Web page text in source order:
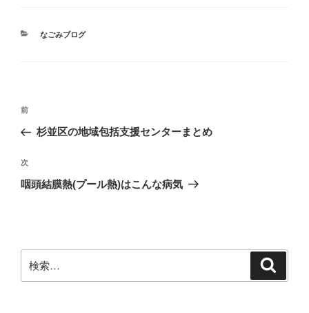
カ
なごみブログ
投
ナ
ビ
ゲ
ン
前
の
稿
前
杉並区の地域包括支援センターまとめ
次
の
次
咽頭結膜熱(プール熱)はこんな病気
索: